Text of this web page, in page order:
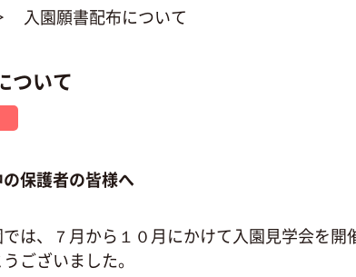
入園願書配布について
ついて
保護者の皆様へ
は、７月から１０月にかけて入園見学会を
ございました。